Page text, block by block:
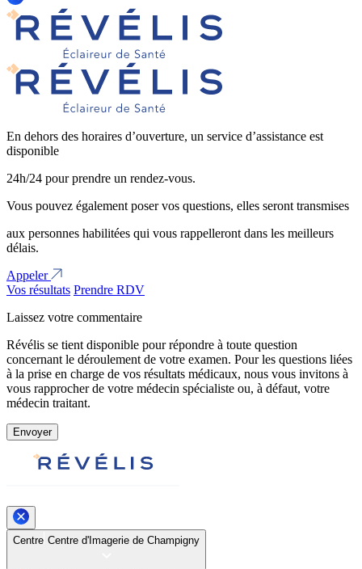
En dehors des horaires d’ouverture, un service d’assistance est
disponible
24h/24 pour prendre un rendez-vous.
Vous pouvez également poser vos questions, elles seront transmises
aux personnes habilitées qui vous rappelleront dans les meilleurs
délais.
Appeler
Vos résultats Prendre RDV
Laissez votre commentaire
Révélis se tient disponible pour répondre à toute question
concernant le déroulement de votre examen. Pour les questions liées
à la prise en charge de vos résultats médicaux, nous vous invitons à
vous rapprocher de votre médecin spécialiste ou, à défaut, votre
médecin traitant.
Envoyer
Centre Centre d'Imagerie de Champigny